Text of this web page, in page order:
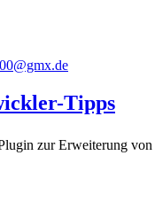
Tipps
zur Erweiterung